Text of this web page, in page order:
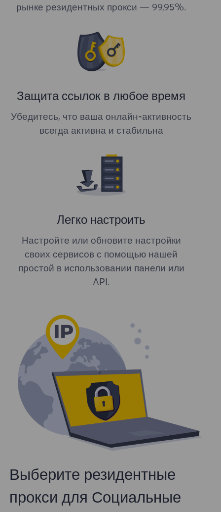
рынке резидентных прокси — 99,95%.
Защита ссылок в любое время
Убедитесь, что ваша онлайн-активность
всегда активна и стабильна
Легко настроить
Настройте или обновите настройки
своих сервисов с помощью нашей
простой в использовании панели или
API.
Выберите резидентные
прокси для Социальные